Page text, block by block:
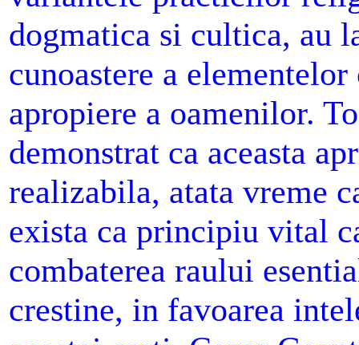
dogmatica si cultica, au
cunoastere a
apropiere a oamenilor.
demonstrat ca aceasta
realizabila, atata vreme
exista ca principiu vital
combaterea raului
crestine, in favoarea